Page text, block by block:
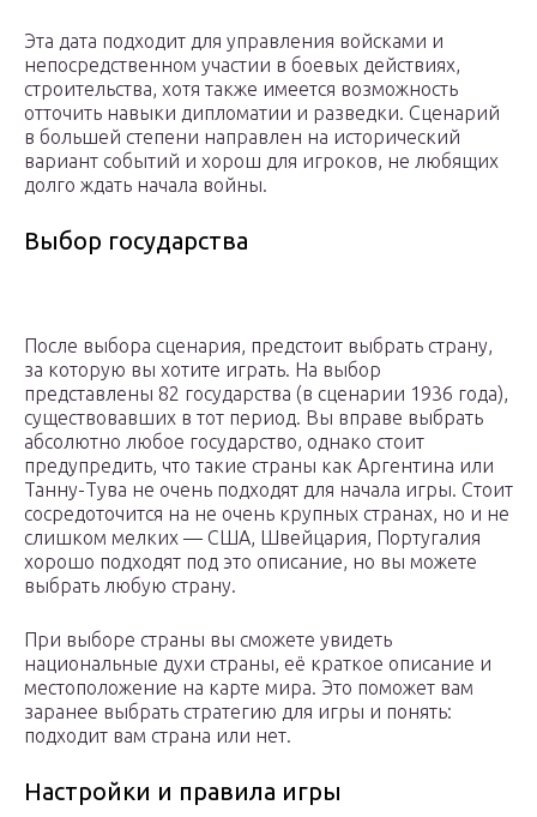
Эта дата подходит для управления войсками и
непосредственном участии в боевых действиях,
строительства, хотя также имеется возможность
отточить навыки дипломатии и разведки. Сценарий
в большей степени направлен на исторический
вариант событий и хорош для игроков, не любящих
долго ждать начала войны.
Выбор государства
После выбора сценария, предстоит выбрать страну,
за которую вы хотите играть. На выбор
представлены 82 государства (в сценарии 1936 года),
существовавших в тот период. Вы вправе выбрать
абсолютно любое государство, однако стоит
предупредить, что такие страны как Аргентина или
Танну-Тува не очень подходят для начала игры. Стоит
сосредоточится на не очень крупных странах, но и не
слишком мелких — США, Швейцария, Португалия
хорошо подходят под это описание, но вы можете
выбрать любую страну.
При выборе страны вы сможете увидеть
национальные духи страны, её краткое описание и
местоположение на карте мира. Это поможет вам
заранее выбрать стратегию для игры и понять:
подходит вам страна или нет.
Настройки и правила игры